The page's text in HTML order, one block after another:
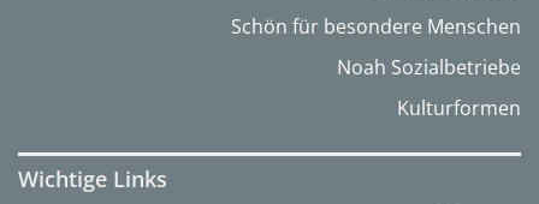
Schön für besondere Menschen
Noah Sozialbetriebe
Kulturformen
Wichtige Links